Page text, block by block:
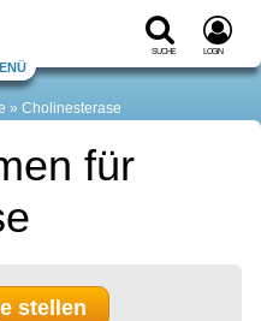
Suche Login
Cholinesterase
für
stellen